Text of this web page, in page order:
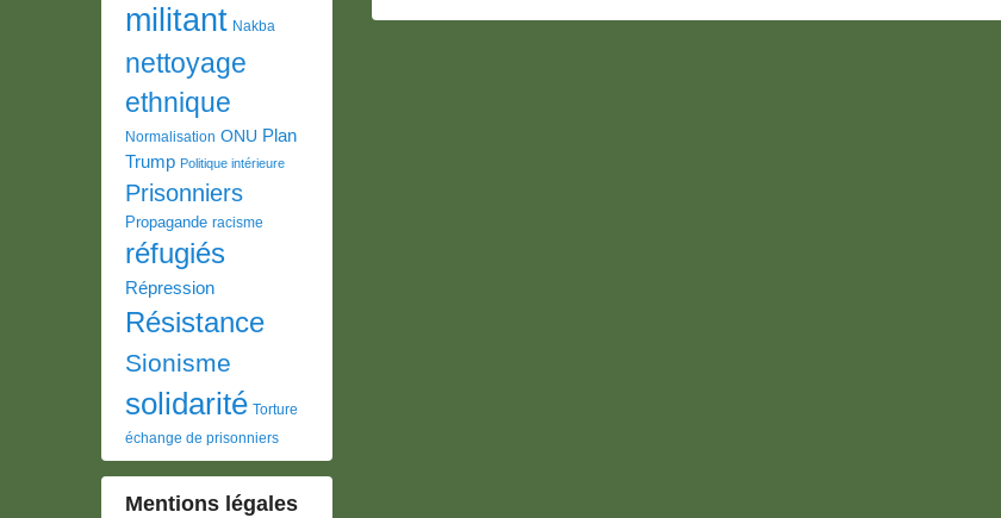
militant Nakba
nettoyage
ethnique
Normalisation ONU Plan
Trump Politique intérieure
Prisonniers
Propagande racisme
réfugiés
Répression
Résistance
Sionisme
solidarité Torture
échange de prisonniers
Mentions légales